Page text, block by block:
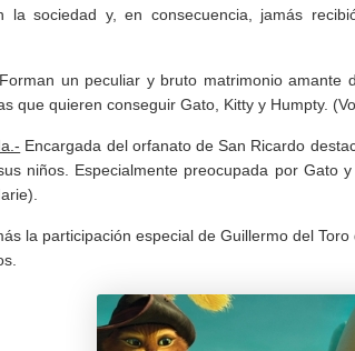
la sociedad y, en consecuencia, jamás
Forman un peculiar y bruto matrimonio amante
que quieren conseguir Gato, Kitty y Humpty.
Encargada del orfanato de San Ricardo
niños. Especialmente preocupada por Gato
la participación especial de Guillermo del